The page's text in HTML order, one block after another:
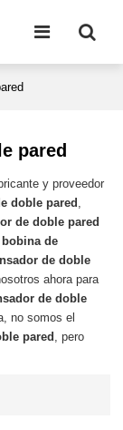
pared
y proveedor
doble pared,
de doble pared
bobina de
de doble
ahora para
de doble
no somos el
pared , pero